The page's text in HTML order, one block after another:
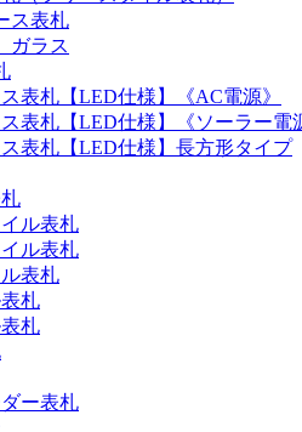
ス表札
ラス
表札【LED仕様】《AC電源》
表札【LED仕様】《ソーラー電
表札【LED仕様】長方形タイプ
ル表札
ル表札
表札
札
札
ー表札